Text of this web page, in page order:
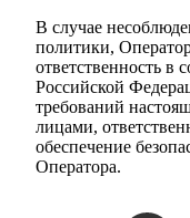
В случае
политики,
ответственность в
Российской
требований
лицами,
обеспечение
Оператора.